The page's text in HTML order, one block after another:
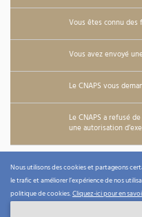
Vous êtes connu des
Vous avez envoyé
Le CNAPS vous
Le CNAPS a refusé
une autorisation
Nous utilisons des cookies et partageons
le trafic et améliorer l’expérience de nos
politique de cookies.Cliquez-ici pour en